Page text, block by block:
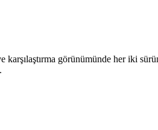
görünümünde her iki